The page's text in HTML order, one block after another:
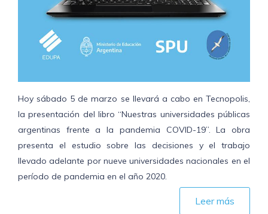
Hoy sábado 5 de marzo se llevará a cabo en Tecnopolis,
la presentación del libro “Nuestras universidades públicas
argentinas frente a la pandemia COVID-19”. La obra
presenta el estudio sobre las decisiones y el trabajo
llevado adelante por nueve universidades nacionales en el
período de pandemia en el año 2020.
Leer más